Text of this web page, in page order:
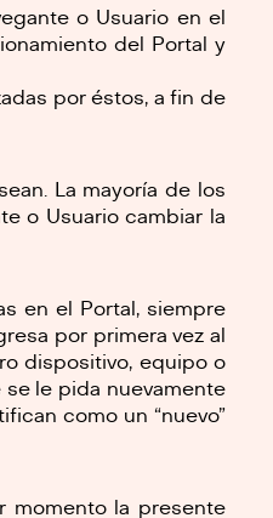
o Usuario en el
del Portal y
por éstos, a fin de
La mayoría de los
o Usuario cambiar la
en el Portal, siempre
por primera vez al
dispositivo, equipo o
le pida nuevamente
como un “nuevo”
momento la presente